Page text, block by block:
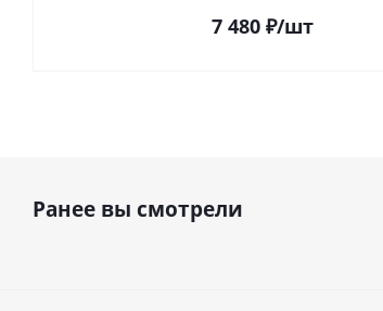
7 480₽/шт
Ранее вы смотрели